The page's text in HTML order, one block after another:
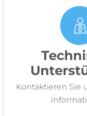
Kontaktieren Sie